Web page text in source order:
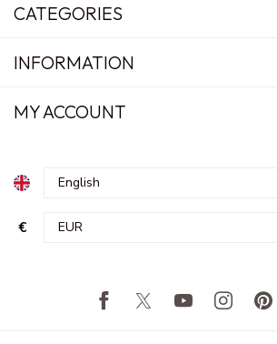
CATEGORIES
INFORMATION
MY ACCOUNT
€